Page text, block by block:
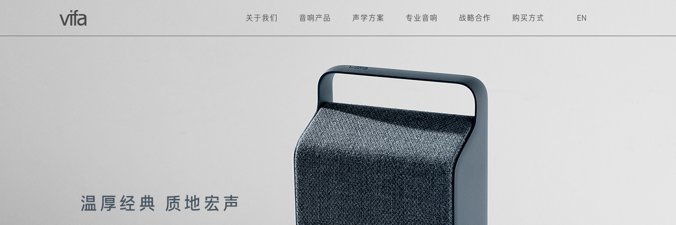
关于我们 音响产品 声学方案 专业音响 战略合作 购买方式 EN